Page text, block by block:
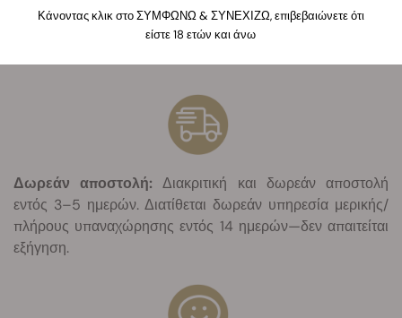
παραγγελίες. Μπορείτε επίσης να επιλέξετε μέσα από μια
μεγάλη ποικιλία οικολογικών-βιώσιμων δώρων.
Δωρεάν αποστολή: Διακριτική και δωρεάν αποστολή
εντός 3–5 ημερών. Διατίθεται δωρεάν υπηρεσία μερικής/
πλήρους υπαναχώρησης εντός 14 ημερών—δεν απαιτείται
εξήγηση.
Κάνοντας κλικ στο ΣΥΜΦΩΝΩ & ΣΥΝΕΧΙΖΩ, επιβεβαιώνετε ότι
είστε 18 ετών και άνω